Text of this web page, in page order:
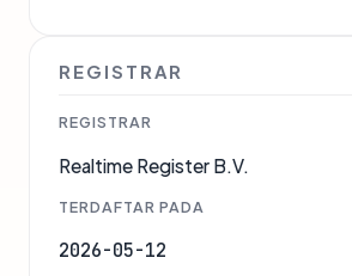
REGISTRAR
REGISTRAR
Realtime Register B.V.
TERDAFTAR PADA
2026-05-12